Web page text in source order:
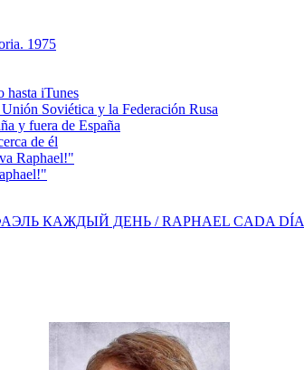
1975
hasta iTunes
Soviética y la Federación Rusa
y fuera de España
de él
Raphael!"
КАЖДЫЙ ДЕНЬ / RAPHAEL CADA DÍA